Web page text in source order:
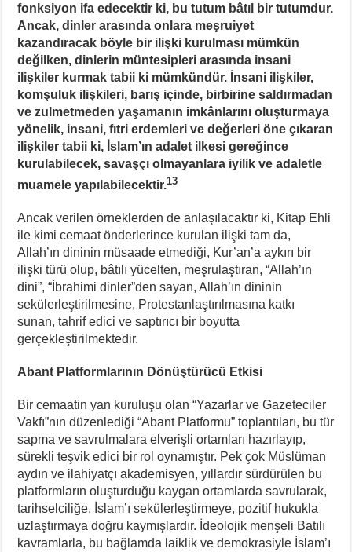
fonksiyon ifa edecektir ki, bu tutum bâtıl bir tutumdur.
Ancak, dinler arasında onlara meşruiyet
kazandıracak böyle bir ilişki kurulması mümkün
değilken, dinlerin müntesipleri arasında insani
ilişkiler kurmak tabii ki mümkündür. İnsani ilişkiler,
komşuluk ilişkileri, barış içinde, birbirine saldırmadan
ve zulmetmeden yaşamanın imkânlarını oluşturmaya
yönelik, insani, fıtri erdemleri ve değerleri öne çıkaran
ilişkiler tabii ki, İslam’ın adalet ilkesi gereğince
kurulabilecek, savaşçı olmayanlara iyilik ve adaletle
muamele yapılabilecektir.13
Ancak verilen örneklerden de anlaşılacaktır ki, Kitap Ehli
ile kimi cemaat önderlerince kurulan ilişki tam da,
Allah’ın dininin müsaade etmediği, Kur’an’a aykırı bir
ilişki türü olup, bâtılı yücelten, meşrulaştıran, “Allah’ın
dini”, “İbrahimi dinler”den sayan, Allah’ın dininin
sekülerleştirilmesine, Protestanlaştırılmasına katkı
sunan, tahrif edici ve saptırıcı bir boyutta
gerçekleştirilmektedir.
Abant Platformlarının Dönüştürücü Etkisi
Bir cemaatin yan kuruluşu olan “Yazarlar ve Gazeteciler
Vakfı”nın düzenlediği “Abant Platformu” toplantıları, bu tür
sapma ve savrulmalara elverişli ortamları hazırlayıp,
sürekli teşvik edici bir rol oynamıştır. Pek çok Müslüman
aydın ve ilahiyatçı akademisyen, yıllardır sürdürülen bu
platformların oluşturduğu kaygan ortamlarda savrularak,
tarihselciliğe, İslam’ı sekülerleştirmeye, pozitif hukukla
uzlaştırmaya doğru kaymışlardır. İdeolojik menşeli Batılı
kavramlarla, bu bağlamda laiklik ve demokrasiyle İslam’ı